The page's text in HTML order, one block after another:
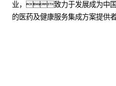
业，致力于发展成为中
的医药及健康服务集成方案提